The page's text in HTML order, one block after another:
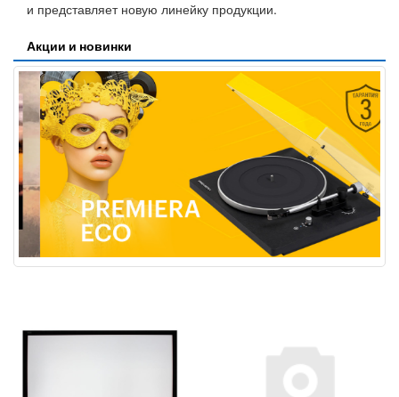
и представляет новую линейку продукции.
Акции и новинки